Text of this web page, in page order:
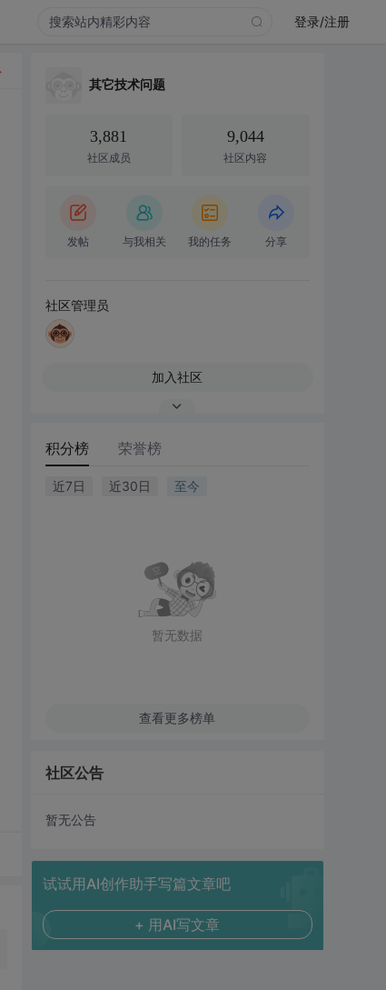
登录/注册
其它技术问题
3,881
社区成员
9,044
社区内容
发帖 与我相关 我的任务 分享
社区管理员
加入社区
积分榜 荣誉榜
近7日 近30日 至今
暂无数据
查看更多榜单
社区公告
暂无公告
试试用AI创作助手写篇文章吧
+ 用AI写文章